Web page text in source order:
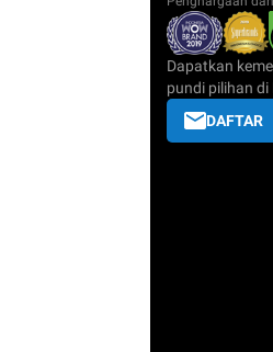
Dapatkan
pundi pilihan di
DAFTAR